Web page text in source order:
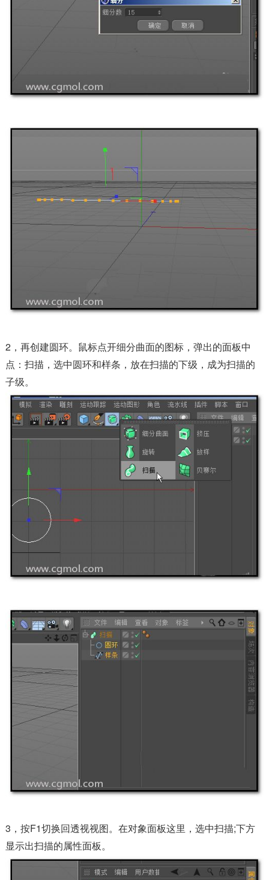
2，再创建圆环。鼠标点开细分曲面的图标，弹出的面板中
点：扫描，选中圆环和样条，放在扫描的下级，成为扫描的
子级。
3，按F1切换回透视视图。在对象面板这里，选中扫描;下方
显示出扫描的属性面板。